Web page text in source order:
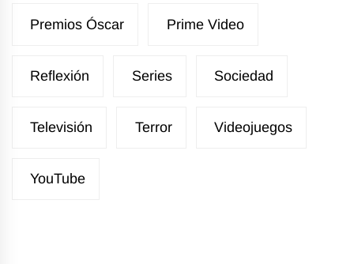
Premios Óscar Prime Video
Reflexión Series Sociedad
Televisión Terror Videojuegos
YouTube